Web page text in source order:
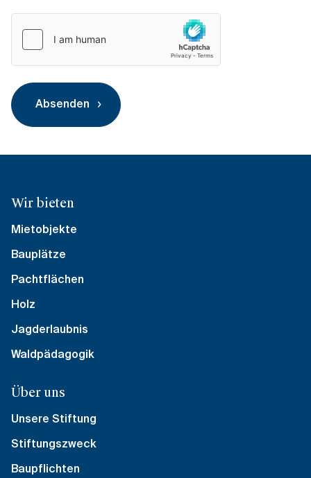
Absenden
Wir bieten
Mietobjekte
Bauplätze
Pachtflächen
Holz
Jagderlaubnis
Waldpädagogik
Über uns
Unsere Stiftung
Stiftungszweck
Baupflichten